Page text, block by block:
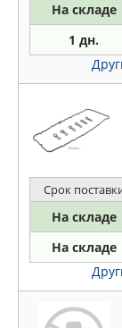
На складе
1 дн.
Срок
На складе
На складе